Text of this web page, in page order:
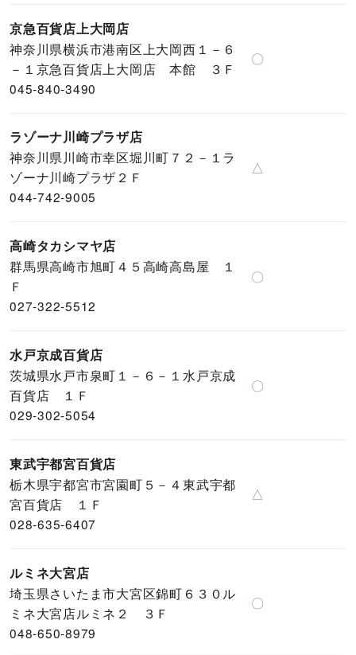
京急百貨店上大岡店
神奈川県横浜市港南区上大岡西１－６
－１京急百貨店上大岡店 本館 ３Ｆ
045-840-3490
〇
ラゾーナ川崎プラザ店
神奈川県川崎市幸区堀川町７２－１ラ
ゾーナ川崎プラザ２Ｆ
044-742-9005
△
高崎タカシマヤ店
群馬県高崎市旭町４５高崎高島屋 １
Ｆ
027-322-5512
〇
水戸京成百貨店
茨城県水戸市泉町１－６－１水戸京成
百貨店 １Ｆ
029-302-5054
〇
東武宇都宮百貨店
栃木県宇都宮市宮園町５－４東武宇都
宮百貨店 １Ｆ
028-635-6407
△
ルミネ大宮店
埼玉県さいたま市大宮区錦町６３０ル
ミネ大宮店ルミネ２ ３Ｆ
048-650-8979
〇